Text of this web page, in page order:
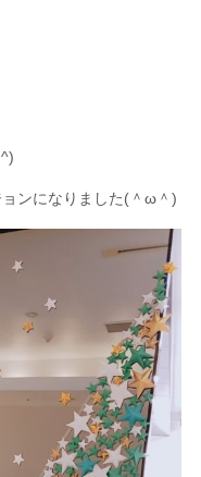
ンになりました(＾ω＾)